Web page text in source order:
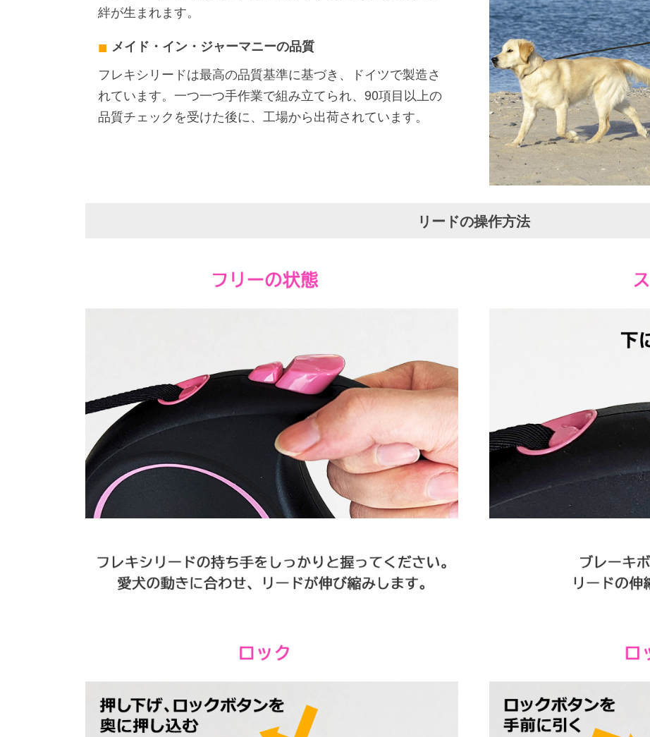
絆が生まれます。
メイド・イン・ジャーマニーの品質
フレキシリードは最高の品質基準に基づき、ドイツで製造さ
れています。一つ一つ手作業で組み立てられ、90項目以上の
品質チェックを受けた後に、工場から出荷されています。
リードの操作方法